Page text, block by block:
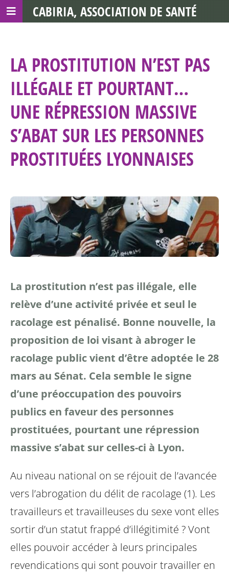
LA PROSTITUTION N’EST PAS
ILLÉGALE ET POURTANT…
UNE RÉPRESSION MASSIVE
S’ABAT SUR LES PERSONNES
PROSTITUÉES LYONNAISES
La prostitution n’est pas illégale, elle
relève d’une activité privée et seul le
racolage est pénalisé. Bonne nouvelle, la
proposition de loi visant à abroger le
racolage public vient d’être adoptée le 28
mars au Sénat. Cela semble le signe
d’une préoccupation des pouvoirs
publics en faveur des personnes
prostituées, pourtant une répression
massive s’abat sur celles-ci à Lyon.
Au niveau national on se réjouit de l’avancée
vers l’abrogation du délit de racolage (1). Les
travailleurs et travailleuses du sexe vont elles
sortir d’un statut frappé d’illégitimité ? Vont
elles pouvoir accéder à leurs principales
revendications qui sont pouvoir travailler en
CABIRIA, ASSOCIATION DE SANTÉ